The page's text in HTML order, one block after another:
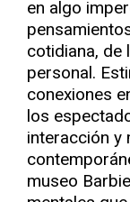
en algo
cotidiana, de
personal.
conexiones
los
interacción y
museo